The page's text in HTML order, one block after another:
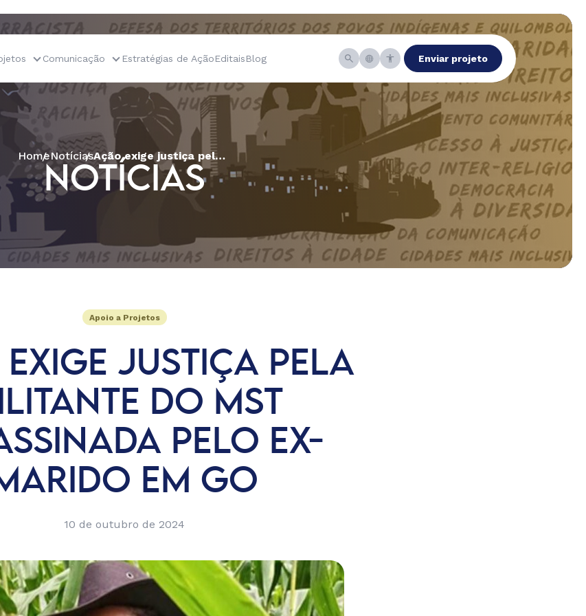
Comunicação Estratégias de AçãoEditaisBlog Enviar projeto
HomeNotícias Ação exige justiça pela militante do MST assassinada pelo ex-marido em GO
NOTÍCIAS
Apoio a Projetos
JUSTIÇA PELA
DO MST
PELO EX-
EM GO
10 de outubro de 2024